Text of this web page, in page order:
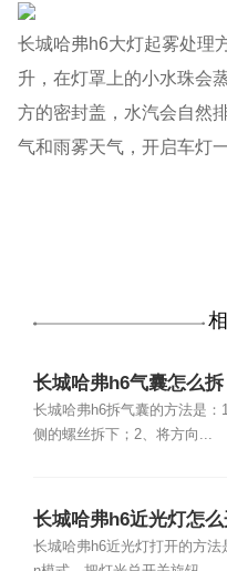
长城哈弗h6大灯起雾处理
升，在灯罩上的小水珠会
方的密封盖，水汽会自然
气和雨雾天气，开启车灯
长城哈弗h6气囊怎么拆
长城哈弗h6拆气囊的方法是：
侧的螺丝拆下；2、将方向...
长城哈弗h6近光灯怎么
长城哈弗h6近光灯打开的方法